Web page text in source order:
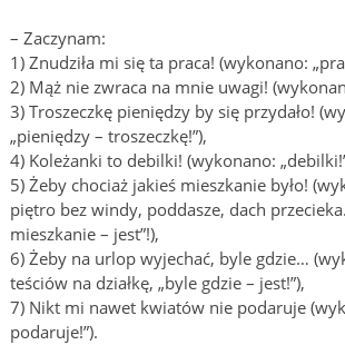
– Zaczynam:
1) Znudziła mi się ta praca! (wykonano:
2) Mąż nie zwraca na mnie uwagi!
3) Troszeczkę pieniędzy by się przydało!
„pieniędzy – troszeczkę!”),
4) Koleżanki to debilki! (wykonano:
5) Żeby chociaż jakieś mieszkanie było!
piętro bez windy, poddasze, dach
mieszkanie – jest”!),
6) Żeby na urlop wyjechać, byle gdzie…
teściów na działkę, „byle gdzie – jest!”),
7) Nikt mi nawet kwiatów nie podaruje
podaruje!”).